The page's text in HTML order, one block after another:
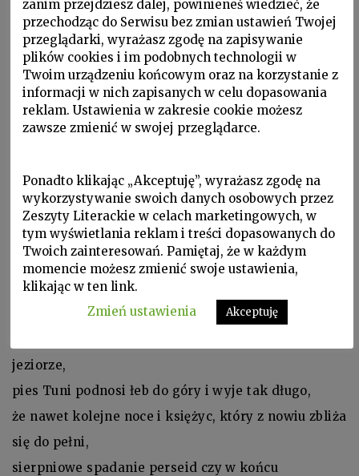
Co one tutaj robią, urodziły się przecież w górach,
nad strumieniem,
a tu klaksony samochodów, krew na pasach i nie ma
Cię Jeruzalem,
moja radości, moja prawa ręko, moja złupiona
miłości, utracone miasto.
Jeść ser i ogórki z miodem, wychodzić z chłodnej
sieni do ogrodu,
rozmawiać na leżakach i wracać z ogrodu przez
chłodną sień.
Ale Tunia zdejmuje ze ściany strzelbę i mierzy sobie
jeziorze,
pies Tuni podnosi łeb do góry i wyje tak długo,
że nawet kolejne noce i księżyc, który z nowiu zbliża
się do pełni,
sierpniowe spadanie perseid czy w końcu
zanim przejdziesz dalej, powinieneś wiedzieć, że
przechodząc do Serwisu bez zmian ustawień Twojej
przeglądarki, wyrażasz zgodę na zapisywanie
plików cookies i im podobnych technologii w
Twoim urządzeniu końcowym oraz na korzystanie z
informacji w nich zapisanych w celu dopasowania
reklam. Ustawienia w zakresie cookie możesz
zawsze zmienić w swojej przeglądarce.
Ponadto klikając „Akceptuję”, wyrażasz zgodę na
wykorzystywanie swoich danych osobowych przez
Zeszyty Literackie w celach marketingowych, w
tym wyświetlania reklam i treści dopasowanych do
Twoich zainteresowań. Pamiętaj, że w każdym
momencie możesz zmienić swoje ustawienia,
klikając w ten link.
Zmień ustawienia
Akceptuję